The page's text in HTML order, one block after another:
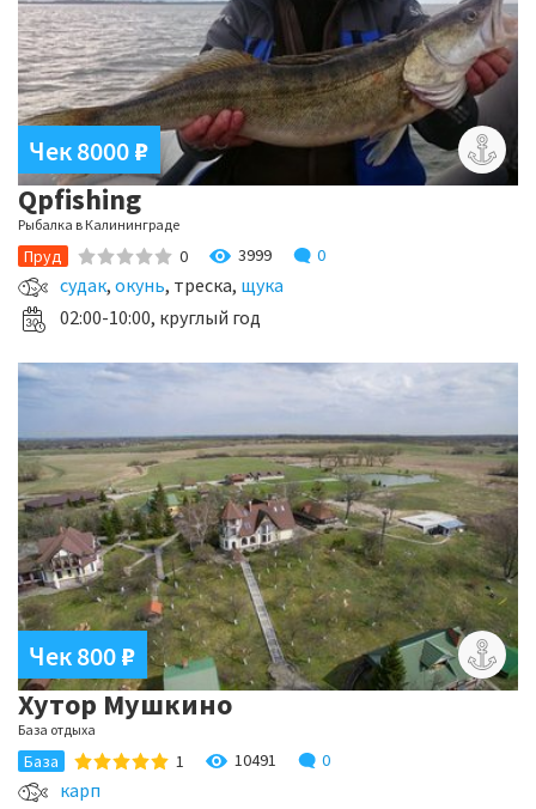
Чек 8000₽
Qpfishing
Рыбалка в Калининграде
Пруд 0 3999 0
судак, окунь, треска, щука
02:00-10:00, круглый год
Чек 800₽
Хутор Мушкино
База отдыха
База 1 10491 0
карп